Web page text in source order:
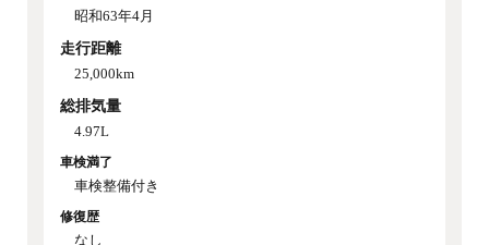
昭和63年4月
走行距離
25,000km
総排気量
4.97L
車検満了
車検整備付き
修復歴
なし